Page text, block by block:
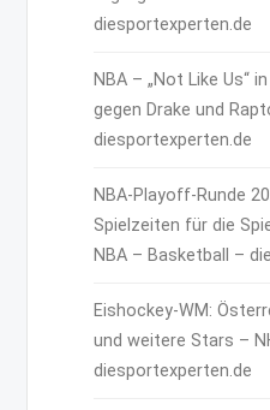
diesportexperten.de
NBA – „Not Like Us“
gegen Drake und
diesportexperten.de
NBA-Playoff-Runde
Spielzeiten für die
NBA – Basketball –
Eishockey-WM:
und weitere Stars –
diesportexperten.de